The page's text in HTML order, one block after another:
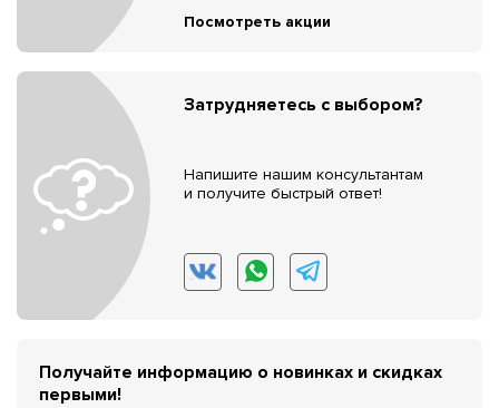
Посмотреть акции
Затрудняетесь с выбором?
Напишите нашим консультантам
и получите быстрый ответ!
Получайте информацию о новинках и скидках
первыми!